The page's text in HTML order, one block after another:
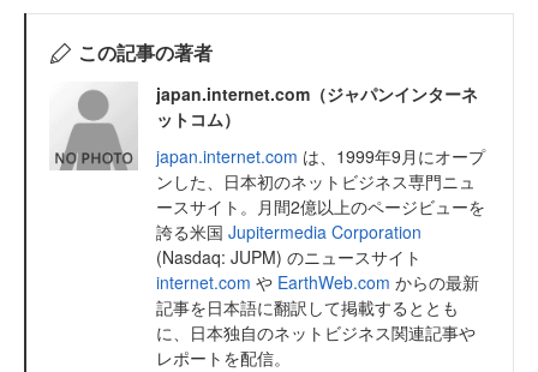
この記事の著者
japan.internet.com（ジャパンインターネ
ットコム）
japan.internet.com は、1999年9月にオープ
ンした、日本初のネットビジネス専門ニュ
ースサイト。月間2億以上のページビューを
誇る米国 Jupitermedia Corporation
(Nasdaq: JUPM) のニュースサイト
internet.com や EarthWeb.com からの最新
記事を日本語に翻訳して掲載するととも
に、日本独自のネットビジネス関連記事や
レポートを配信。